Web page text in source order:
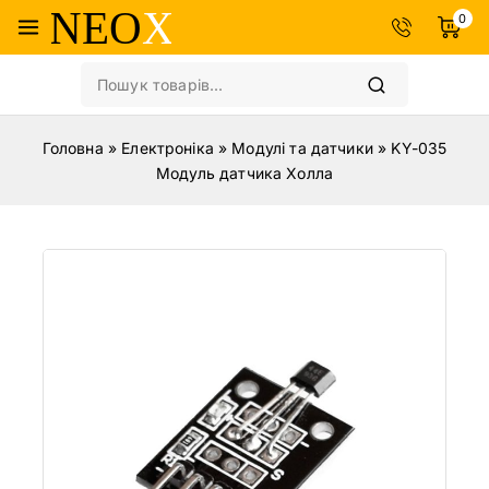
0
Головна » Електроніка » Модулі та датчики» KY-035
Модуль датчика Холла